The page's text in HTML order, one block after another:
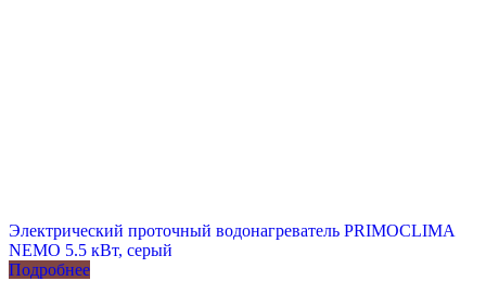
Электрический проточный водонагреватель PRIMOCLIMA
NEMO 5.5 кВт, серый
Подробнее